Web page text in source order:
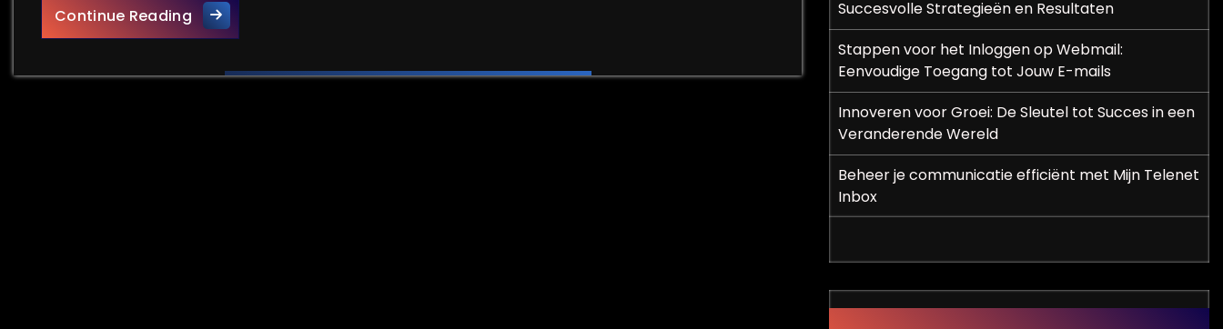
Continue ReadingDe Meerwaarde van de Vakgroep Vertalen, Tolken en Communicatie
Succesvolle Strategieën en Resultaten
Stappen voor het Inloggen op Webmail:
Eenvoudige Toegang tot Jouw E-mails
Innoveren voor Groei: De Sleutel tot Succes in een
Veranderende Wereld
Beheer je communicatie efficiënt met Mijn Telenet
Inbox